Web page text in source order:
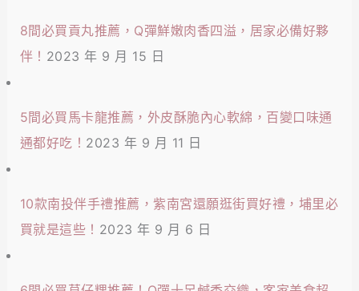
8間必買貢丸推薦，Q彈鮮嫩肉香四溢，居家必備好夥
伴！ 2023 年 9 月 15 日
5間必買馬卡龍推薦，外皮酥脆內心軟綿，百變口味通
通都好吃！ 2023 年 9 月 11 日
10款南投伴手禮推薦，紫南宮還願逛街買好禮，埔里必
買就是這些！ 2023 年 9 月 6 日